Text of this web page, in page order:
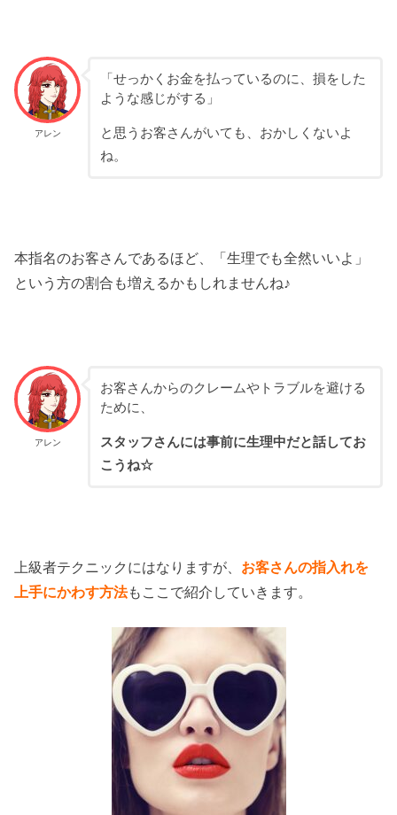
アレン
「せっかくお金を払っているのに、損をした
ような感じがする」
と思うお客さんがいても、おかしくないよ
ね。
本指名のお客さんであるほど、「生理でも全然いいよ」
という方の割合も増えるかもしれませんね♪
アレン
お客さんからのクレームやトラブルを避ける
ために、
スタッフさんには事前に生理中だと話してお
こうね☆
上級者テクニックにはなりますが、 お客さんの指入れを
上手にかわす方法もここで紹介していきます。